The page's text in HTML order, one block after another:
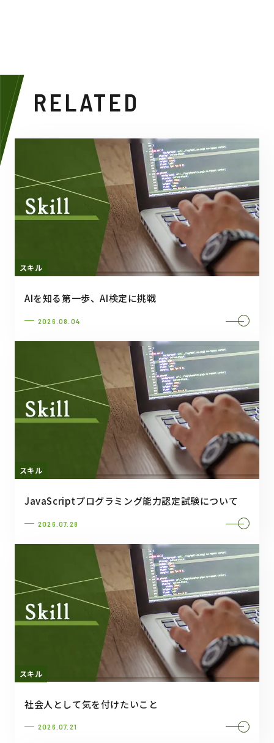
RELATED
スキル
AIを知る第一歩、AI検定に挑戦
2026.08.04
スキル
JavaScriptプログラミング能力認定試験について
2026.07.28
スキル
社会人として気を付けたいこと
2026.07.21